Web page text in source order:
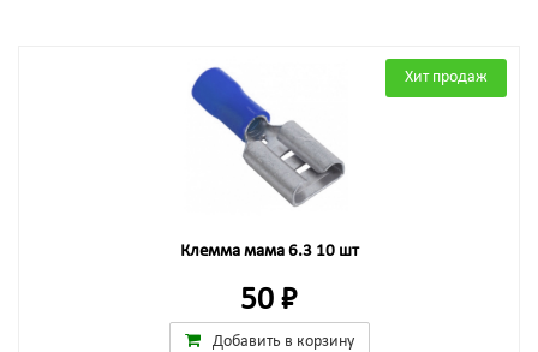
Хит продаж
Клемма мама 6.3 10 шт
50 ₽
Добавить в корзину